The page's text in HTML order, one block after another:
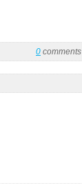
0 comments